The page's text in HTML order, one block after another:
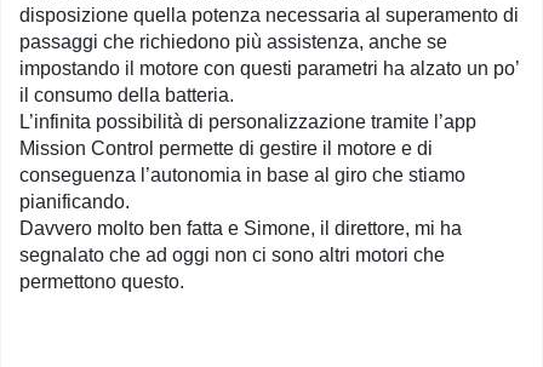
disposizione quella potenza necessaria al superamento di
passaggi che richiedono più assistenza, anche se
impostando il motore con questi parametri ha alzato un po’
il consumo della batteria.
L’infinita possibilità di personalizzazione tramite l’app
Mission Control permette di gestire il motore e di
conseguenza l’autonomia in base al giro che stiamo
pianificando.
Davvero molto ben fatta e Simone, il direttore, mi ha
segnalato che ad oggi non ci sono altri motori che
permettono questo.